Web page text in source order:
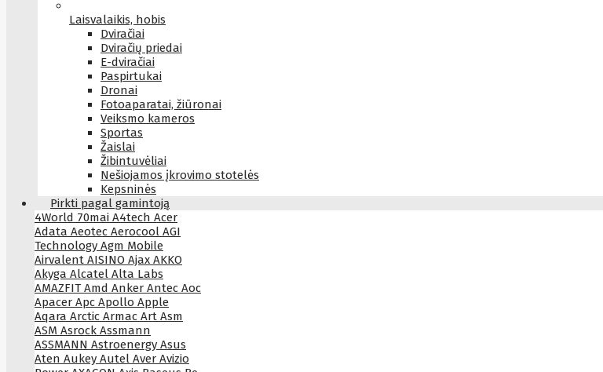
Laisvalaikis, hobis
Dviračiai
Dviračių priedai
E-dviračiai
Paspirtukai
Dronai
Fotoaparatai, žiūronai
Veiksmo kameros
Sportas
Žaislai
Žibintuvėliai
Nešiojamos įkrovimo stotelės
Kepsninės
Pirkti pagal gamintoją
4World 70mai A4tech Acer
Adata Aeotec Aerocool AGI
Technology Agm Mobile
Airvalent AISINO Ajax AKKO
Akyga Alcatel Alta Labs
AMAZFIT Amd Anker Antec Aoc
Apacer Apc Apollo Apple
Aqara Arctic Armac Art Asm
ASM Asrock Assmann
ASSMANN Astroenergy Asus
Aten Aukey Autel Aver Avizio